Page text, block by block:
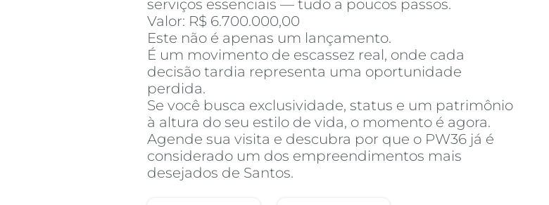
serviços essenciais — tudo a poucos passos.
Valor: R$ 6.700.000,00
Este não é apenas um lançamento.
É um movimento de escassez real, onde cada
decisão tardia representa uma oportunidade
perdida.
Se você busca exclusividade, status e um patrimônio
à altura do seu estilo de vida, o momento é agora.
Agende sua visita e descubra por que o PW36 já é
considerado um dos empreendimentos mais
desejados de Santos.